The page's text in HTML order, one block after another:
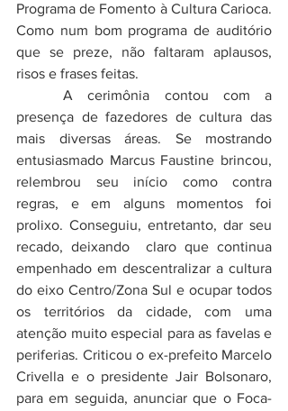
Programa de Fomento à Cultura Carioca.
Como num bom programa de auditório
que se preze, não faltaram aplausos,
risos e frases feitas.
	A cerimônia contou com a
presença de fazedores de cultura das
mais diversas áreas. Se mostrando
entusiasmado Marcus Faustine brincou,
relembrou seu início como contra
regras, e em alguns momentos foi
prolixo. Conseguiu, entretanto, dar seu
recado, deixando  claro que continua
empenhado em descentralizar a cultura
do eixo Centro/Zona Sul e ocupar todos
os territórios da cidade, com uma
atenção muito especial para as favelas e
periferias. Criticou o ex-prefeito Marcelo
Crivella e o presidente Jair Bolsonaro,
para em seguida, anunciar que o Foca-